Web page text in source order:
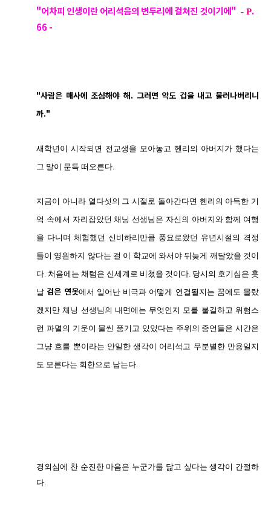
"어차피 인생이란 어리석음의 변두리에 걸쳐진 것이기에" - P.
66 -
"사람은 매사에 조심해야 해. 그러면 악도 겁을 내고 물러나버리니
까."
새학년이 시작되면 전교생을 모아놓고 헨리의 아버지가 했다는
그 말이 문득 떠오른다.
지금이 아니라 열다섯의 그 시절로 돌아간다면 헨리의 아득한 기
억 속에서 자리 잡았던 채닝 선생님은 자신의 아버지와 함께 여행
을 다니며 체험했던 신비하리만큼 풍요로왔던 유년시절의 격정
들이 영원하지 않다는 걸 이 학교에 와서야 뒤늦게 깨달았을 것이
다. 처음에는 채텀은 신세계로 비쳤을 것이다. 당시의 호기심은 훗
날 검은 연못에서 일어난 비극과 어떻게 연결될지는 꿈에도 몰랐
겠지만 채닝 선생님의 내면에는 무엇인지 모를 불길하고 위험스
런 파멸의 기운이 물씬 풍기고 있었다는 주위의 증언들은 시간은
그냥 흐를 뿐이라는 안일한 생각이 어리석고 무분별한 만용일지
도 모른다는 회한으로 남는다.
경외심에 찬 순진한 마음은 누군가를 닮고 싶다는 생각이 간절하
다.